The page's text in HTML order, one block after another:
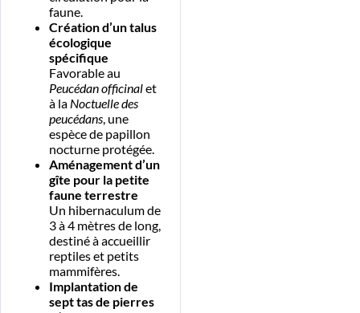
faune.
Création d’un talus
écologique
spécifique
Favorable au
Peucédan officinalet
à la Noctuelle des
peucédans, une
espèce de papillon
nocturne protégée.
Aménagement d’un
gîte pour la petite
faune terrestre
Un hibernaculum de
3 à 4 mètres de long,
destiné à accueillir
reptiles et petits
mammifères.
Implantation de
sept tas de pierres